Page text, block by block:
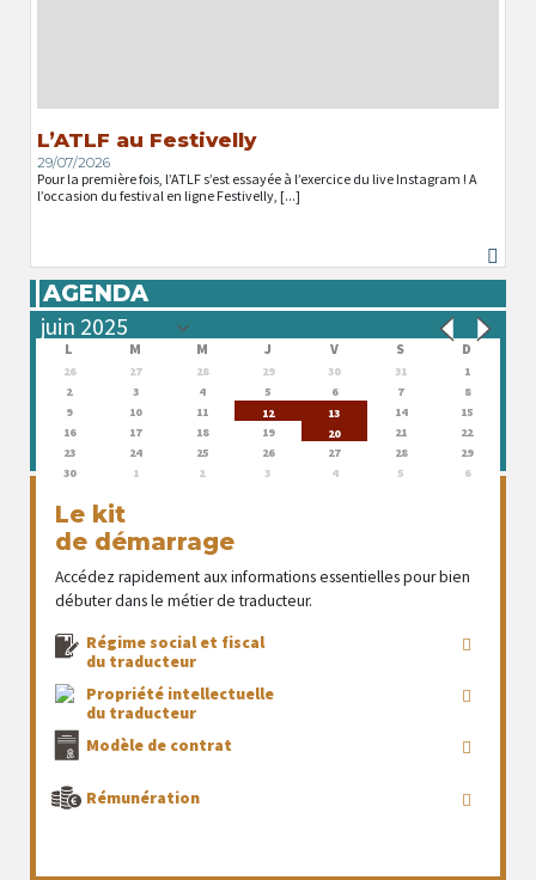
L’ATLF au Festivelly
29/07/2026
Pour la première fois, l’ATLF s’est essayée à l’exercice du live Instagram ! A
l’occasion du festival en ligne Festivelly, [...]
AGENDA
L M M J V S D
26 27 28 29 30 31
1
2
3 4 5 6 7
8
9
10 11 12 13 14
15
16
17 18 19 20 21
22
23
24 25 26 27 28
29
30
1 2 3 4 5 6
Le kit
de démarrage
Accédez rapidement aux informations essentielles pour bien
débuter dans le métier de traducteur.
Régime social et fiscal
du traducteur
Propriété intellectuelle
du traducteur
Modèle de contrat
Rémunération